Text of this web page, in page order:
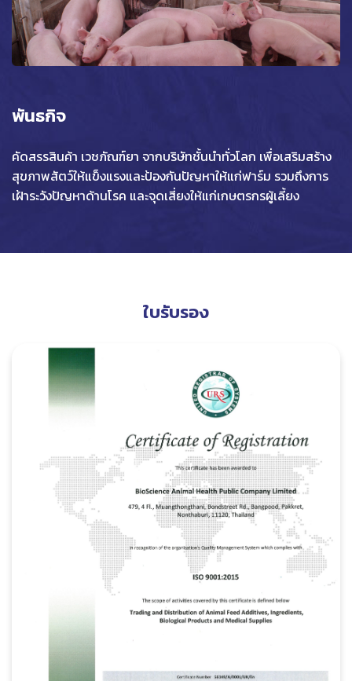
พันธกิจ
คัดสรรสินค้า เวชภัณฑ์ยา จากบริษัทชั้นนำทั่วโลก เพื่อเสริมสร้าง
สุขภาพสัตว์ให้แข็งแรงและป้องกันปัญหาให้แก่ฟาร์ม รวมถึงการ
เฝ้าระวังปัญหาด้านโรค และจุดเสี่ยงให้แก่เกษตรกรผู้เลี้ยง
ใบรับรอง